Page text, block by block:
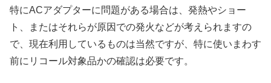
特にACアダプターに問題がある場合は、発熱やショー
ト、またはそれらが原因での発火などが考えられますの
で、現在利用しているものは当然ですが、特に使いまわす
前にリコール対象品かの確認は必要です。